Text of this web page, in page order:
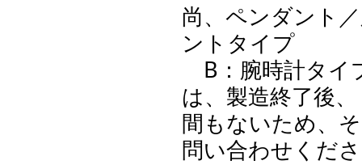
尚、ペンダント
ントタイプ
B：腕時計タイ
は、製造終了後、
間もないため、
問い合わせくだ